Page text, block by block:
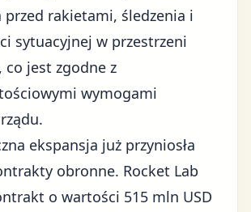
przed rakietami, śledzenia i
sytuacyjnej w przestrzeni
co jest zgodne z
wymogami
ekspansja już przyniosła
obronne. Rocket Lab
o wartości 515 mln USD